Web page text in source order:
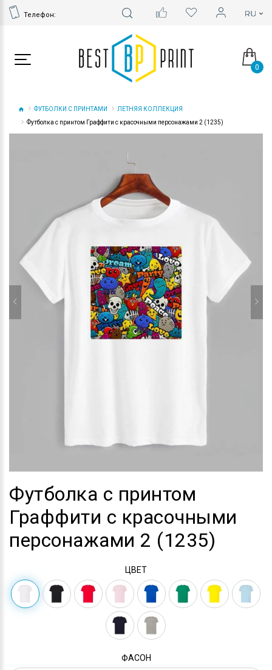
Телефон:
0
ФУТБОЛКИ С ПРИНТАМИ
ЛЕТНЯЯ КОЛЛЕКЦИЯ
Футболка с принтом Граффити с красочными персонажами 2 (1235)
Футболка с принтом
Граффити с красочными
персонажами 2 (1235)
ЦВЕТ
ФАСОН